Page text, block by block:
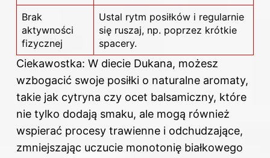
Brak
aktywności
fizycznej
Ustal rytm posiłków i regularnie
się ruszaj, np. poprzez krótkie
spacery.
Ciekawostka: W diecie Dukana, możesz
wzbogacić swoje posiłki o naturalne aromaty,
takie jak cytryna czy ocet balsamiczny, które
nie tylko dodają smaku, ale mogą również
wspierać procesy trawienne i odchudzające,
zmniejszając uczucie monotonię białkowego